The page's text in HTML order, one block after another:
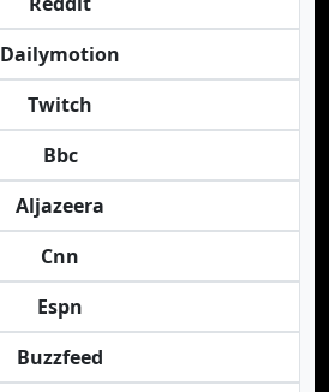
Dailymotion
Twitch
Bbc
Aljazeera
Cnn
Espn
Buzzfeed